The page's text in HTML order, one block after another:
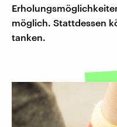
möglich. Stattdessen
tanken.